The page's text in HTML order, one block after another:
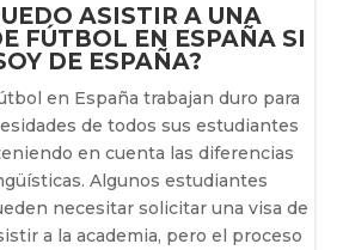
ASISTIR A UNA
FÚTBOL EN ESPAÑA SI
DE ESPAÑA?
en España trabajan duro para
de todos sus estudiantes
en cuenta las diferencias
Algunos estudiantes
necesitar solicitar una visa de
a la academia, pero el proceso